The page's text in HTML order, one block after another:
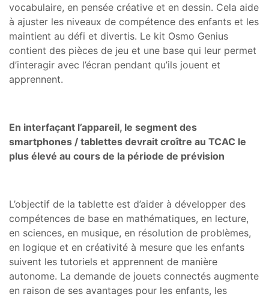
vocabulaire, en pensée créative et en dessin. Cela aide
à ajuster les niveaux de compétence des enfants et les
maintient au défi et divertis. Le kit Osmo Genius
contient des pièces de jeu et une base qui leur permet
d’interagir avec l’écran pendant qu’ils jouent et
apprennent.
En interfaçant l’appareil, le segment des
smartphones / tablettes devrait croître au TCAC le
plus élevé au cours de la période de prévision
L’objectif de la tablette est d’aider à développer des
compétences de base en mathématiques, en lecture,
en sciences, en musique, en résolution de problèmes,
en logique et en créativité à mesure que les enfants
suivent les tutoriels et apprennent de manière
autonome. La demande de jouets connectés augmente
en raison de ses avantages pour les enfants, les